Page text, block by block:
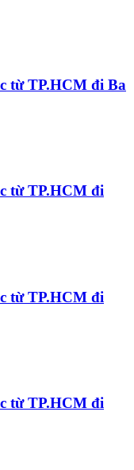
từ TP.HCM đi Ba
từ TP.HCM đi
từ TP.HCM đi
từ TP.HCM đi